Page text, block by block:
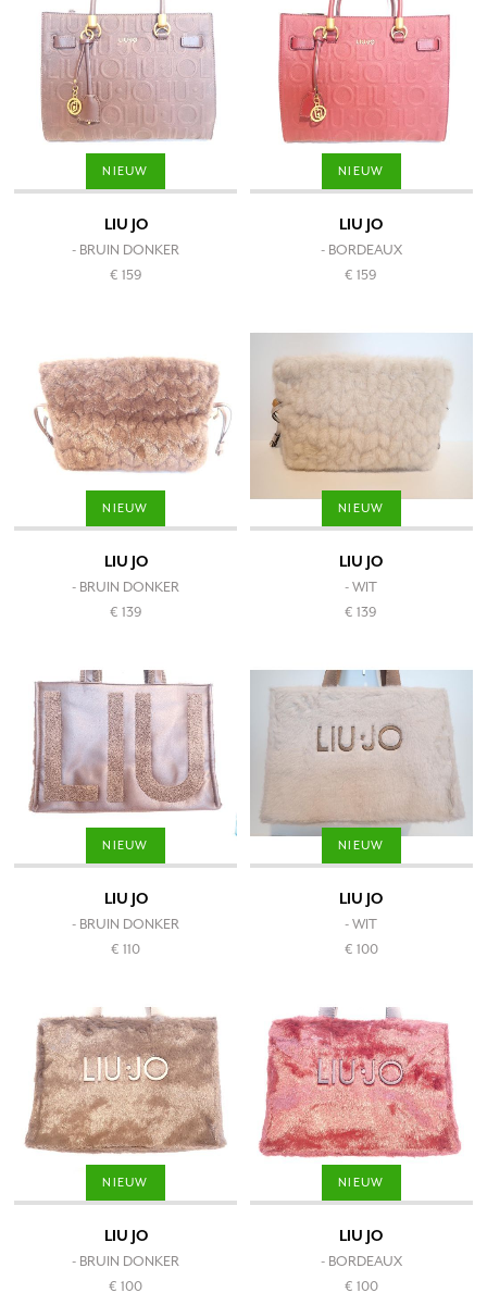
NIEUW
LIU JO
- BRUIN DONKER
€ 159
NIEUW
LIU JO
- BORDEAUX
€ 159
NIEUW
LIU JO
- BRUIN DONKER
€ 139
NIEUW
LIU JO
- WIT
€ 139
NIEUW
LIU JO
- BRUIN DONKER
€ 110
NIEUW
LIU JO
- WIT
€ 100
NIEUW
LIU JO
- BRUIN DONKER
€ 100
NIEUW
LIU JO
- BORDEAUX
€ 100